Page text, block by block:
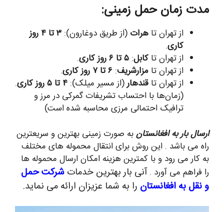
مدت زمان حمل زمینی:
از تهران تا هرات (از طریق دوغارون):
۳ تا ۴ روز
کاری.
از تهران تا کابل: ۵ تا ۶ روز کاری
.
از تهران تا مزارشریف: ۶ تا ۷ روز کاری
.
از تهران تا قندهار(از مسیر میلک): ۴ تا ۵ روز کاری
.
(زمان‌ها با احتساب تشریفات گمرکی در مرز و
ترافیک احتمالی مرزی محاسبه شده است)
ارسال بار به افغانستانبه صورت زمینی بهترین و سریعترین
راه می باشد . این روش برای انتقال محموله های مختلف
به کار می رود و با کمترین هزینه امکان ارسال محموله ها
را فراهم می آورد .آنی بار بهترین خدمات شرکت حمل
و نقل به افغانستان را به شما عزیزان ارائه می نماید.